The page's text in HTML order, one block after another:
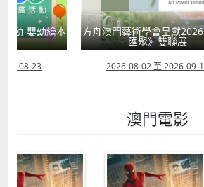
獻2026《藝力
展
09-12
菲律賓亮點文創活動（遊
覽會及動畫節）
2026-07-24 至 2026-11-
澳門電影